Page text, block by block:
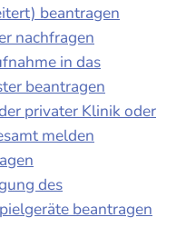
beantragen
nachfragen
in das
beantragen
privater Klinik oder
melden
des
beantragen